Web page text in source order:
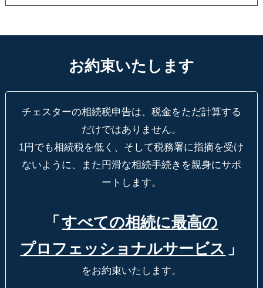
お約束いたします
チェスターの相続税申告は、税金をただ計算する
だけではありません。
1円でも相続税を低く、そして税務署に指摘を受け
ないように、
また円滑な相続手続きを親身にサポ
ートします。
「 すべての相続に最高の
プロフェッショナルサービス 」
をお約束いたします。